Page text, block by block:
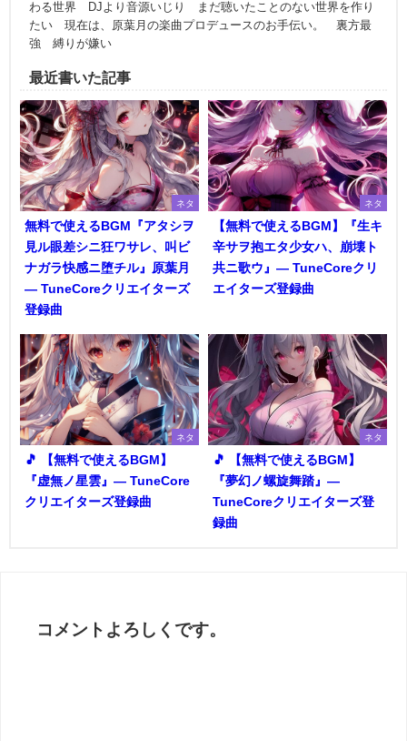
わる世界 DJより音源いじり まだ聴いたことのない世界を作り
たい 現在は、原葉月の楽曲プロデュースのお手伝い。 裏方最
強 縛りが嫌い
最近書いた記事
ネタ
無料で使えるBGM『アタシヲ
見ル眼差シニ狂ワサレ、叫ビ
ナガラ快感ニ堕チル』原葉月
― TuneCoreクリエイターズ
登録曲
ネタ
【無料で使えるBGM】『生キ
辛サヲ抱エタ少女ハ、崩壊ト
共ニ歌ウ』― TuneCoreクリ
エイターズ登録曲
ネタ
🎵 【無料で使えるBGM】
『虚無ノ星雲』― TuneCore
クリエイターズ登録曲
ネタ
🎵 【無料で使えるBGM】
『夢幻ノ螺旋舞踏』―
TuneCoreクリエイターズ登
録曲
コメントよろしくです。